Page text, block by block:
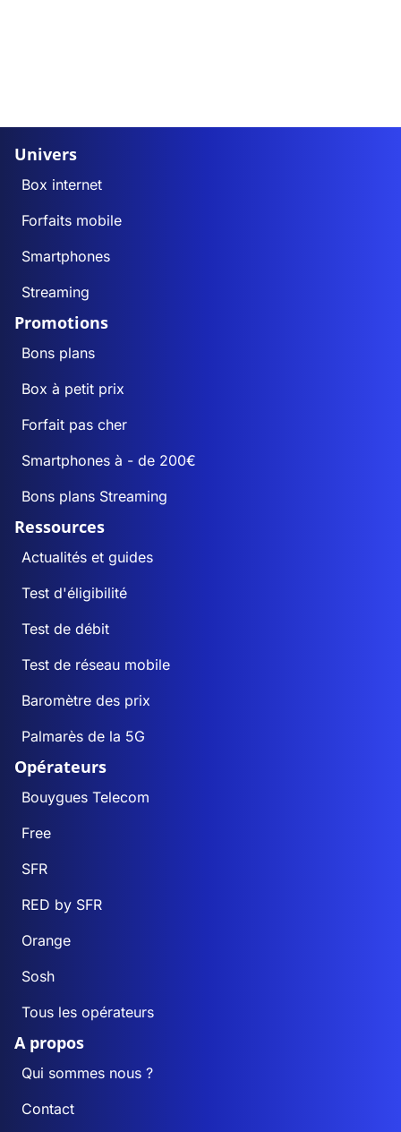
Univers
Box internet
Forfaits mobile
Smartphones
Streaming
Promotions
Bons plans
Box à petit prix
Forfait pas cher
Smartphones à - de 200€
Bons plans Streaming
Ressources
Actualités et guides
Test d'éligibilité
Test de débit
Test de réseau mobile
Baromètre des prix
Palmarès de la 5G
Opérateurs
Bouygues Telecom
Free
SFR
RED by SFR
Orange
Sosh
Tous les opérateurs
A propos
Qui sommes nous ?
Contact